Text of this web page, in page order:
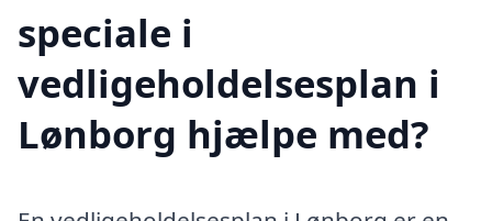
speciale i
vedligeholdelsesplan i
Lønborg hjælpe med?